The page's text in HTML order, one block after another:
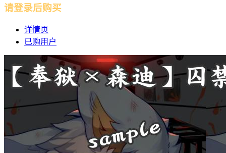
请登录后购买
详情页
已购用户